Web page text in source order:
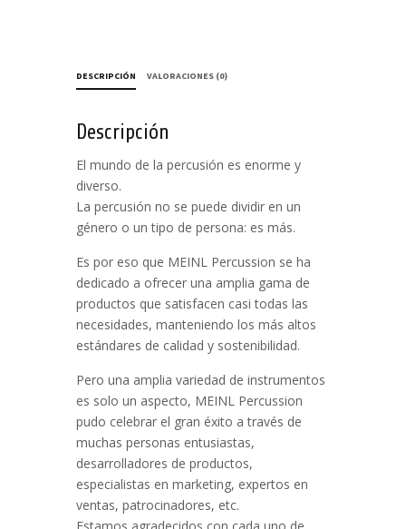
DESCRIPCIÓN VALORACIONES (0)
Descripción
El mundo de la percusión es enorme y
diverso.
La percusión no se puede dividir en un
género o un tipo de persona: es más.
Es por eso que MEINL Percussion se ha
dedicado a ofrecer una amplia gama de
productos que satisfacen casi todas las
necesidades, manteniendo los más altos
estándares de calidad y sostenibilidad.
Pero una amplia variedad de instrumentos
es solo un aspecto, MEINL Percussion
pudo celebrar el gran éxito a través de
muchas personas entusiastas,
desarrolladores de productos,
especialistas en marketing, expertos en
ventas, patrocinadores, etc.